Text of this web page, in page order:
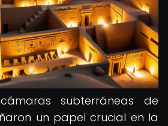
subterráneas de
un papel crucial en la